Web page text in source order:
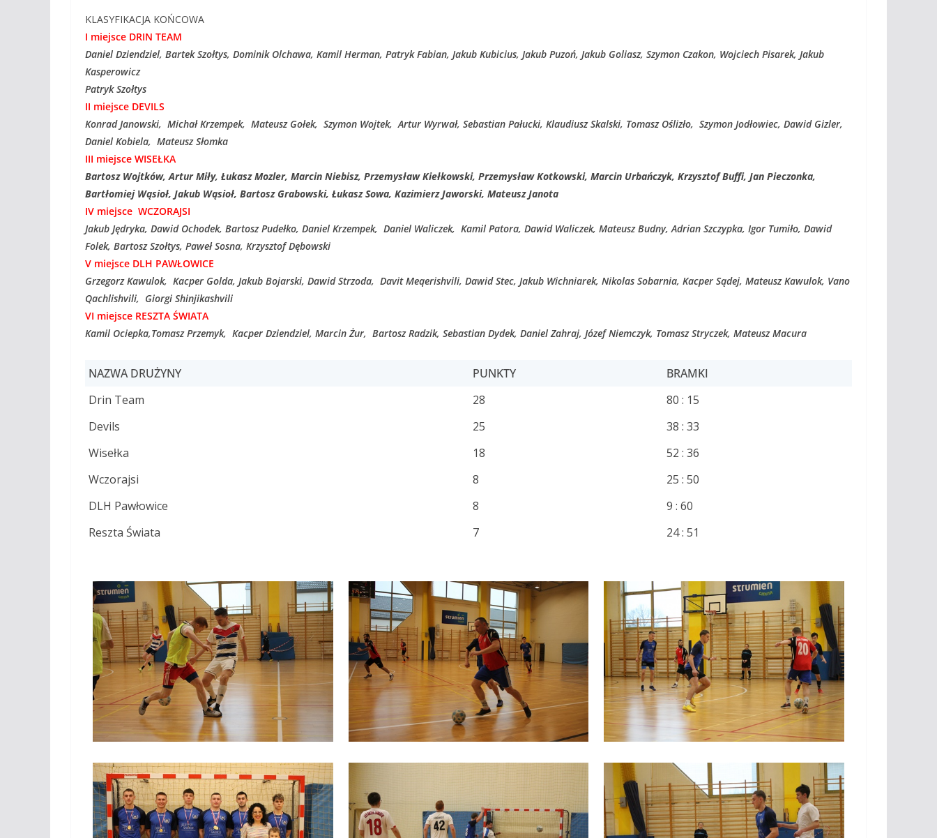
KLASYFIKACJA KOŃCOWA
I miejsce DRIN TEAM
Daniel Dziendziel, Bartek Szołtys, Dominik Olchawa, Kamil Herman, Patryk Fabian, Jakub Kubicius, Jakub Puzoń, Jakub Goliasz, Szymon Czakon, Wojciech Pisarek, Jakub
Kasperowicz
Patryk Szołtys
II miejsce DEVILS
Konrad Janowski, Michał Krzempek, Mateusz Gołek, Szymon Wojtek, Artur Wyrwał, Sebastian Pałucki, Klaudiusz Skalski, Tomasz Oślizło, Szymon Jodłowiec, Dawid Gizler,
Daniel Kobiela, Mateusz Słomka
III miejsce WISEŁKA
Bartosz Wojtków, Artur Miły, Łukasz Mozler, Marcin Niebisz, Przemysław Kiełkowski, Przemysław Kotkowski, Marcin Urbańczyk, Krzysztof Buffi, Jan Pieczonka,
Bartłomiej Wąsioł, Jakub Wąsioł, Bartosz Grabowski, Łukasz Sowa, Kazimierz Jaworski, Mateusz Janota
IV miejsce WCZORAJSI
Jakub Jędryka, Dawid Ochodek, Bartosz Pudełko, Daniel Krzempek, Daniel Waliczek, Kamil Patora, Dawid Waliczek, Mateusz Budny, Adrian Szczypka, Igor Tumiło, Dawid
Folek, Bartosz Szołtys, Paweł Sosna, Krzysztof Dębowski
V miejsce DLH PAWŁOWICE
Grzegorz Kawulok, Kacper Golda, Jakub Bojarski, Dawid Strzoda, Davit Meqerishvili, Dawid Stec, Jakub Wichniarek, Nikolas Sobarnia, Kacper Sądej, Mateusz Kawulok, Vano
Qachlishvili, Giorgi Shinjikashvili
VI miejsce RESZTA ŚWIATA
Kamil Ociepka,Tomasz Przemyk, Kacper Dziendziel, Marcin Żur, Bartosz Radzik, Sebastian Dydek, Daniel Zahraj, Józef Niemczyk, Tomasz Stryczek, Mateusz Macura
NAZWA DRUŻYNY PUNKTY
BRAMKI
Drin Team
28
80 : 15
Devils
25
38 : 33
Wisełka
18
52 : 36
Wczorajsi
8
25 : 50
DLH Pawłowice
8
9 : 60
Reszta Świata
7 24 : 51